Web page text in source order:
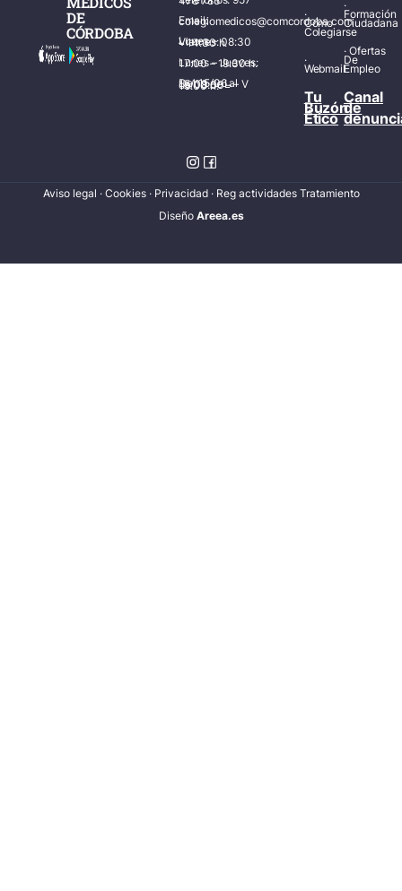
DE
CÓRDOBA
Email: colegiomedicos@comcordoba.com
Lunes – Viernes: 08:30 – 14:30 h.
Lunes – Jueves: 17:00 – 19:30 h.
Del 15/06 al 15/09 de L – V de 08:00 – 15:00 h.
·
Cómo
Colegiarse
·
Webmail
·
Formación
Ciudadana
·Ofertas
De
Empleo
Tu
Buzón
Ético
Canal
de
Aviso legal · Cookies· Privacidad · Reg actividades Tratamiento
Diseño Areea.es